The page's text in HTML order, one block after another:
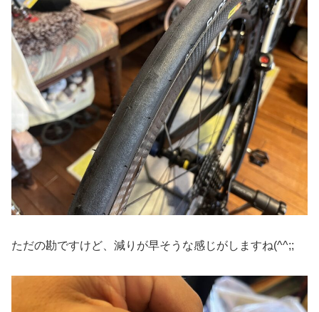
ただの勘ですけど、減りが早そうな感じがしますね(^^;;